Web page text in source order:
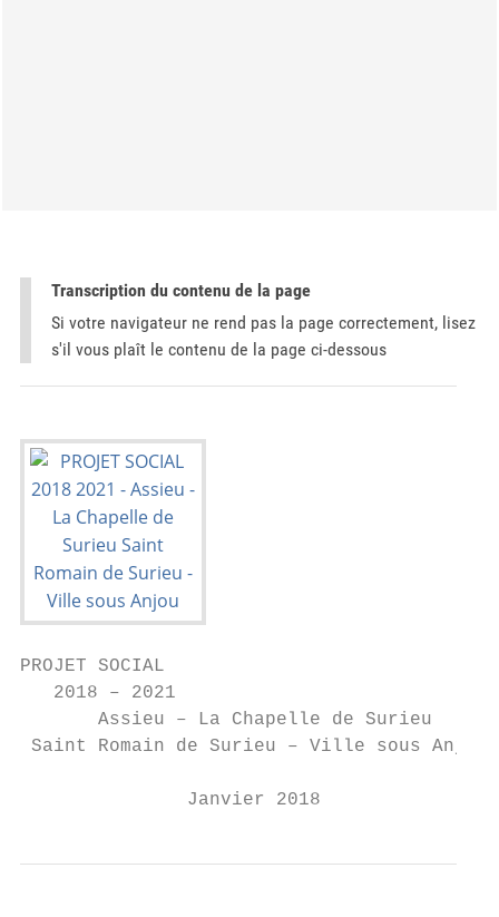
Transcription du contenu de la page
Si votre navigateur ne rend pas la page correctement, lisez
s'il vous plaît le contenu de la page ci-dessous
PROJET SOCIAL
   2018 – 2021
       Assieu – La Chapelle de Surieu
Saint Romain de Surieu – Ville sous Anjou
               Janvier 2018